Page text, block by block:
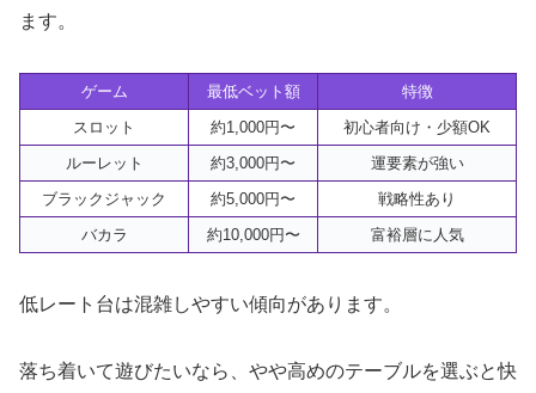
ます。
ゲーム 最低ベット額
特徴
スロット
約1,000円〜
初心者向け・少額OK
ルーレット
約3,000円〜
運要素が強い
ブラックジャック
約5,000円〜
戦略性あり
バカラ
約10,000円〜 富裕層に人気
低レート台は混雑しやすい傾向があります。
落ち着いて遊びたいなら、やや高めのテーブルを選ぶと快